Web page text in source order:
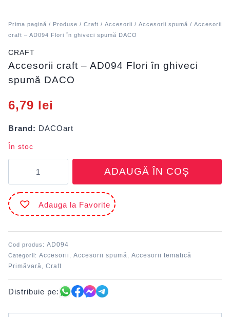
Prima pagină / Produse / Craft / Accesorii / Accesorii spumă / Accesorii
craft – AD094 Flori în ghiveci spumă DACO
CRAFT
Accesorii craft – AD094 Flori în ghiveci
spumă DACO
6,79 lei
Brand: DACOart
În stoc
Accesorii
craft
-
AD094
Flori
spumă
DACO
ADAUGĂ ÎN COȘ
Adauga la Favorite
Cod produs: AD094
Categorii: Accesorii , Accesorii spumă, Accesorii tematică
Primăvară, Craft
Distribuie pe: